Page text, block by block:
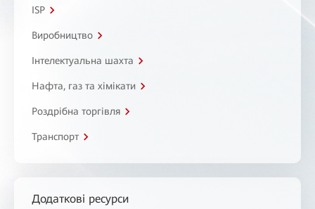
ISP
Виробництво
Інтелектуальна шахта
Нафта, газ та хімікати
Роздрібна торгівля
Транспорт
Додаткові ресурси